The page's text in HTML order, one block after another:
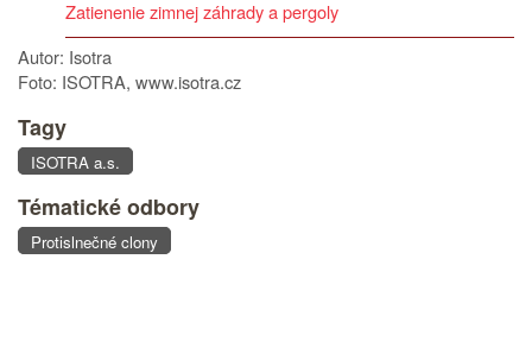
Zatienenie zimnej záhrady a pergoly
Autor: Isotra
Foto: ISOTRA, www.isotra.cz
Tagy
ISOTRA a.s.
Tématické odbory
Protislnečné clony